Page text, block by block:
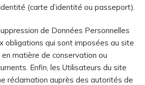
(carte d’identité ou passeport).
de Données Personnelles
obligations qui sont imposées au site
matière de conservation ou
Enfin, les Utilisateurs du site
réclamation auprès des autorités de